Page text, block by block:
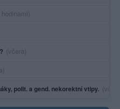
aktivita:
aktivita:
Poslední aktivita:
(včera)
aktivita:
polit. a gend. nekorektní vtipy.